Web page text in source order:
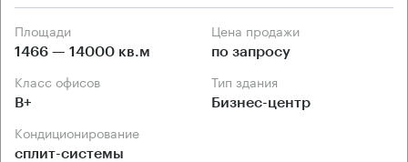
Площади
1466 — 14000 кв.м
Цена продажи
по запросу
Класс офисов
B+
Тип здания
Бизнес-центр
Кондиционирование
сплит-системы